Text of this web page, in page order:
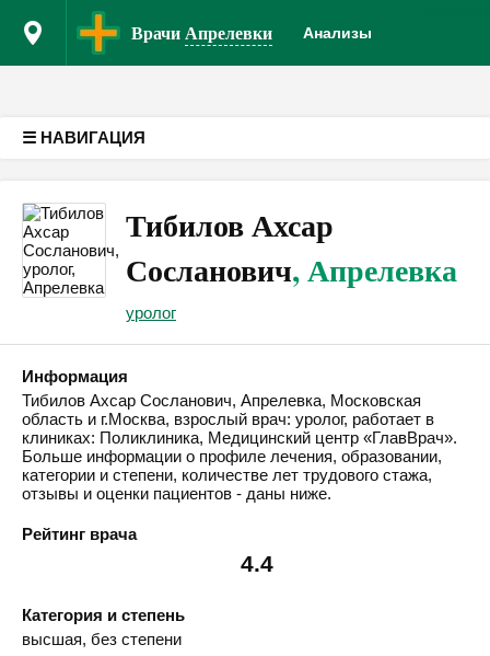
ВрачиАпрелевки Анализы
☰ НАВИГАЦИЯ
Тибилов Ахсар
Сосланович, Апрелевка
уролог
Информация
Тибилов Ахсар Сосланович, Апрелевка, Московская
область и г.Москва, взрослый врач: уролог, работает в
клиниках: Поликлиника, Медицинский центр «ГлавВрач».
Больше информации о профиле лечения, образовании,
категории и степени, количестве лет трудового стажа,
отзывы и оценки пациентов - даны ниже.
Рейтинг врача
4.4
Категория и степень
высшая, без степени